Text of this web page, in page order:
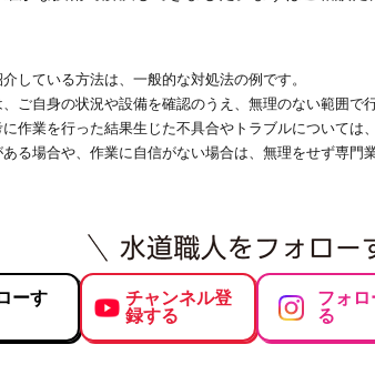
している方法は、一般的な対処法の例です。
ご自身の状況や設備を確認のうえ、無理のない範囲で
作業を行った結果生じた不具合やトラブルについては
る場合や、作業に自信がない場合は、無理をせず専門
ーす
チャンネル登
録する
フォロ
る